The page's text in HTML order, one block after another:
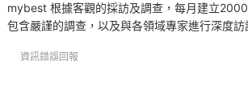
6 確認有無自動煞停
mybest 根據客觀的採訪及調查，每月建立
包含嚴謹的調查，以及與各領域專家進行深度
資訊錯誤回報